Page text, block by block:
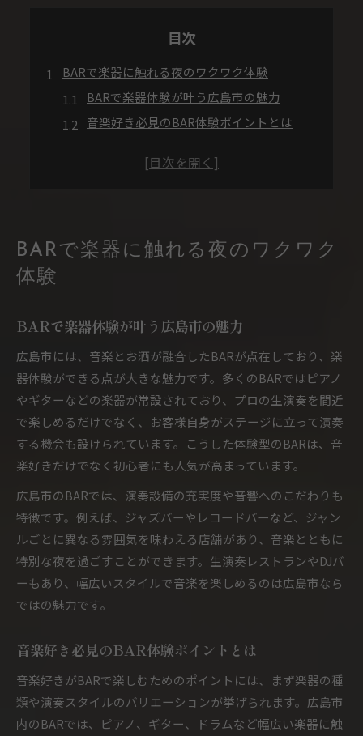
目次
BARで楽器に触れる夜のワクワク体験
BARで楽器体験が叶う広島市の魅力
音楽好き必見のBAR体験ポイントとは
お酒と音楽で夜を彩るBARの楽しみ方
音楽BARの雰囲気とBAR選びのコツ
BARの音響設備に注目した楽しみ方
音楽BARならではの居心地の良さを体感
生演奏BARなら広島市で楽しみ尽くす
生演奏BARの魅力とBARでの音楽体験
BAR楽器で広がるライブ感あふれる夜
広島市で味わうBARの生演奏ポイント
BARを活用した特別な音楽の楽しみ方
音楽BARの生演奏で心に残る一夜を演出
楽器演奏を満喫したい夜におすすめのBAR
楽器好きに人気のBAR選びの基準とは
音楽BARで演奏体験ができる夜の魅力
BARで楽器演奏が叶うおすすめポイント
広島の音楽BARで新しい出会いを見つける
音楽好きがBARで交流できる理由とは
BAR楽器体験で広がる人とのつながり
BARで楽器に触れる夜のワクワク
体験
BARで楽器体験が叶う広島市の魅力
広島市には、音楽とお酒が融合したBARが点在しており、楽
器体験ができる点が大きな魅力です。多くのBARではピアノ
やギターなどの楽器が常設されており、プロの生演奏を間近
で楽しめるだけでなく、お客様自身がステージに立って演奏
する機会も設けられています。こうした体験型のBARは、音
楽好きだけでなく初心者にも人気が高まっています。
広島市のBARでは、演奏設備の充実度や音響へのこだわりも
特徴です。例えば、ジャズバーやレコードバーなど、ジャン
ルごとに異なる雰囲気を味わえる店舗があり、音楽とともに
特別な夜を過ごすことができます。生演奏レストランやDJバ
ーもあり、幅広いスタイルで音楽を楽しめるのは広島市なら
ではの魅力です。
音楽好き必見のBAR体験ポイントとは
音楽好きがBARで楽しむためのポイントには、まず楽器の種
類や演奏スタイルのバリエーションが挙げられます。広島市
内のBARでは、ピアノ、ギター、ドラムなど幅広い楽器に触